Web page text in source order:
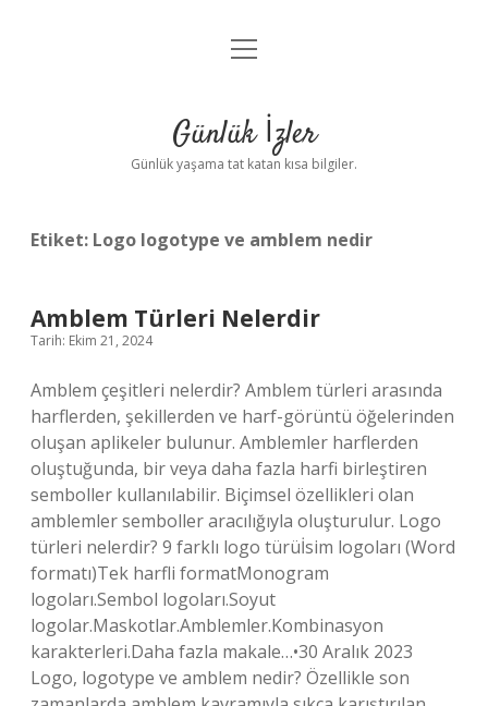
Anasayfa
Yasal Uyarı
menüyü
Günlük İzler
Günlük yaşama tat katan kısa bilgiler.
Etiket: Logo logotype ve amblem nedir
Amblem Türleri Nelerdir
Tarih: Ekim 21, 2024
Amblem çeşitleri nelerdir? Amblem türleri arasında
harflerden, şekillerden ve harf-görüntü öğelerinden
oluşan aplikeler bulunur. Amblemler harflerden
oluştuğunda, bir veya daha fazla harfi birleştiren
semboller kullanılabilir. Biçimsel özellikleri olan
amblemler semboller aracılığıyla oluşturulur. Logo
türleri nelerdir? 9 farklı logo türüİsim logoları (Word
formatı)Tek harfli formatMonogram
logoları.Sembol logoları.Soyut
logolar.Maskotlar.Amblemler.Kombinasyon
karakterleri.Daha fazla makale…•30 Aralık 2023
Logo, logotype ve amblem nedir? Özellikle son